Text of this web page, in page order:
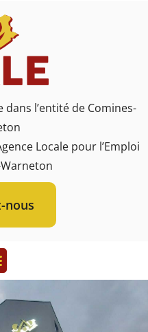
l’entité de Comines-
Locale pour l’Emploi
nous